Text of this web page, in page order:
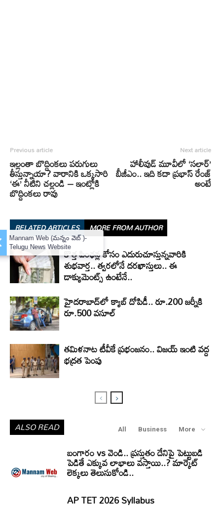
Previous article
ఇల్లంతా బొద్దింకలు పరుగులు
తీస్తున్నాయా? వారానికి ఒక్కసారి
‘ఈ’ నీటిని చల్లండి – ఇంట్లోకి
బొద్దింకలు రావు
Next article
హాలీవుడ్ మూవీలో ‘సలార్’
బీజీఎం.. ఇది కదా ప్రభాస్ రేంజ్
అంటే
RELATED ARTICLES MORE FROM AUTHOR
కొత్త పింఛన్ల కోసం ఎదురుచూస్తున్నవారికి
శుభవార్త.. త్వరలోనే దరఖాస్తులు.. ఈ
డాక్యుమెంట్స్ ఉంటేనే..
హైదరాబాద్‌లో క్యాబ్‌ దోపిడీ.. రూ.200 జర్నీకి
రూ.500 వసూల్
తమిళనాట టీవీకే ప్రభంజనం.. విజయ్ ఇంటి వద్ద
భద్రత పెంపు
ALSO READ All Business More
బంగారం vs వెండి.. ప్రస్తుతం దేనిపై పెట్టుబడి
పెడితే ఎక్కువ లాభాలు వస్తాయి..? మార్కెట్
లెక్కలు తెలుసుకోండి..
AP TET 2026 Syllabus
×
Mannam Web (మన్నం వెబ్ )-
Telugu News Website